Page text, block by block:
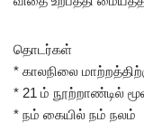
தொடர்கள்
* காலநிலை
* 21 ம் நூற்றாண்டில்
* நம் கையில் நம் நலம்